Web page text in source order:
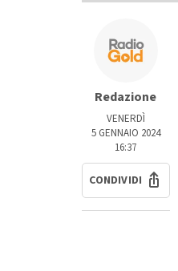
Redazione
VENERDÌ
5 GENNAIO 2024
16:37
CONDIVIDI